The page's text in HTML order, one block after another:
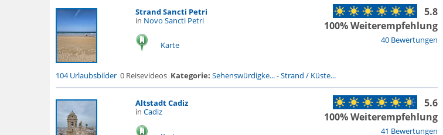
Strand Sancti Petri
in Novo Sancti Petri
Karte 40 Bewertungen
5.8
100% Weiterempfehlung
104 Urlaubsbilder 0 Reisevideos Kategorie: Sehenswürdigke...-Strand / Küste...
Altstadt Cadiz
in Cadiz
41 Bewertungen
5.6
100% Weiterempfehlung